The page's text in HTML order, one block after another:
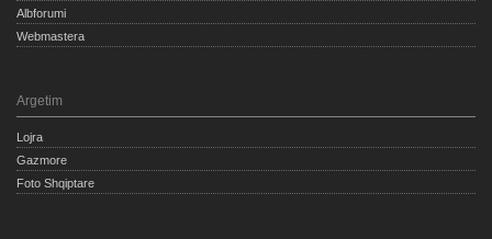
Albforumi
Webmastera
Argetim
Lojra
Gazmore
Foto Shqiptare